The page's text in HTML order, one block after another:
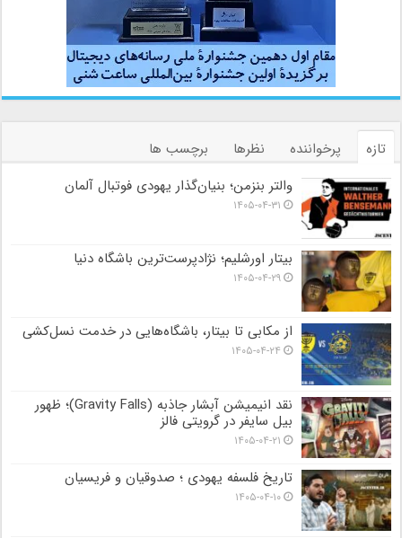
تازه پرخواننده نظرها
برچسب ها
والتر بنزمن؛ بنیان‌گذار یهودی فوتبال آلمان
۱۴۰۵-۰۴-۳۱
بیتار اورشلیم؛ نژادپرست‌ترین باشگاه دنیا
۱۴۰۵-۰۴-۲۹
از مکابی تا بیتار، باشگاه‌هایی در خدمت نسل‌کشی
۱۴۰۵-۰۴-۲۴
نقد انیمیشن آبشار جاذبه (Gravity Falls)؛ ظهور
بیل سایفر در گرویتی فالز
۱۴۰۵-۰۴-۲۱
تاریخ فلسفه یهودی ؛ صدوقیان و فریسیان
۱۴۰۵-۰۴-۱۰